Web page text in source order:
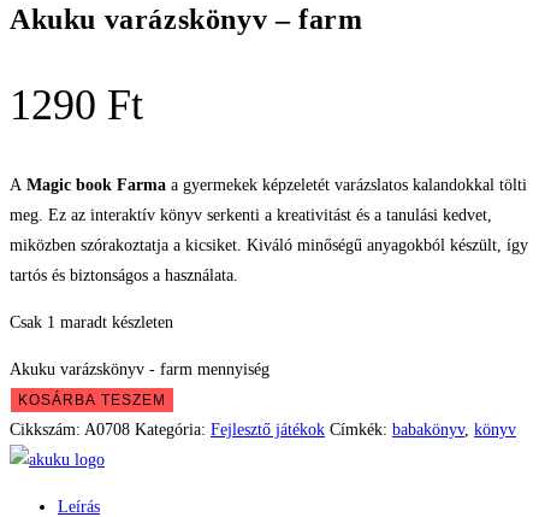
Akuku varázskönyv – farm
1290 Ft
A Magic book Farma a gyermekek képzeletét varázslatos kalandokkal tölti
meg. Ez az interaktív könyv serkenti a kreativitást és a tanulási kedvet,
miközben szórakoztatja a kicsiket. Kiváló minőségű anyagokból készült, így
tartós és biztonságos a használata.
Csak 1 maradt készleten
Akuku varázskönyv - farm mennyiség
KOSÁRBA TESZEM
Cikkszám: A0708 Kategória: Fejlesztő játékok Címkék: babakönyv, könyv
Leírás